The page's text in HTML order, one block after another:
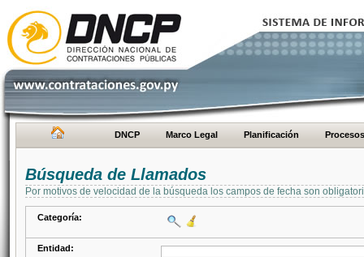
DNCP Marco Legal Planificación Procesos
Búsqueda de Llamados
Por motivos de velocidad de la búsqueda los campos de fecha son
Categoría:
Entidad: